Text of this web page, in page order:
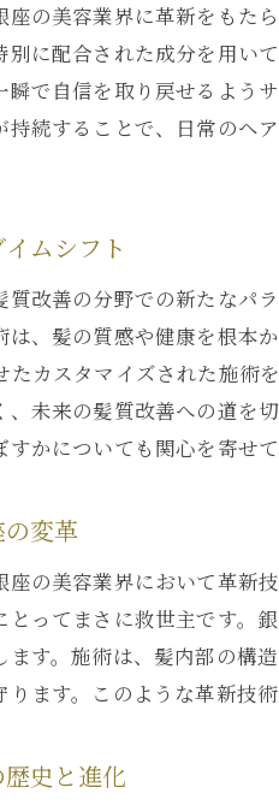
メテ
顧客
星の
髪の
銀座
プロ
銀座
メテオト
プロ
髪質
銀座
進化
の美容業界に革新をもた
に配合された成分を用い
で自信を取り戻せるよう
持続することで、日常のヘ
ムシフト
改善の分野での新たなパ
、髪の質感や健康を根本
カスタマイズされた施術
未来の髪質改善への道を
かについても関心を寄せ
変革
の美容業界において革新
とってまさに救世主です。
ます。施術は、髪内部の構
ます。このような革新技
史と進化